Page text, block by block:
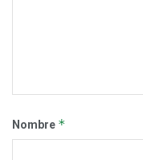
Nombre *